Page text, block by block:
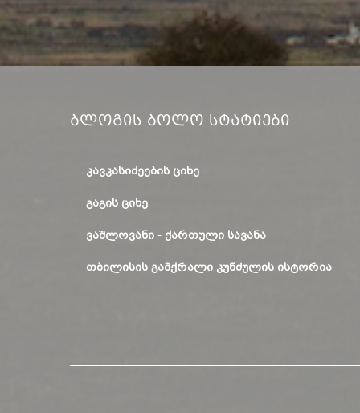
Ბლოგის Ბოლო Სტატიები
ᲙᲐᲕᲙᲐᲡᲘᲫᲔᲔᲑᲘᲡ ᲪᲘᲮᲔ
ᲒᲐᲒᲘᲡ ᲪᲘᲮᲔ
ᲕᲐᲨᲚᲝᲕᲐᲜᲘ - ᲥᲐᲠᲗᲣᲚᲘ ᲡᲐᲕᲐᲜᲐ
ᲗᲑᲘᲚᲘᲡᲘᲡ ᲒᲐᲛᲥᲠᲐᲚᲘ ᲙᲣᲜᲫᲣᲚᲘᲡ ᲘᲡᲢᲝᲠᲘᲐ